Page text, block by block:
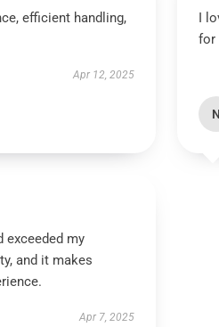
efficient handling,
Apr 12, 2025
I
for
N
exceeded my
and it makes
Apr 7, 2025